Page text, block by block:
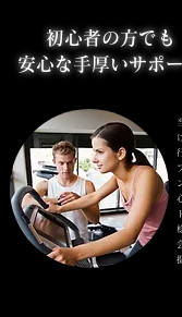
初心者の方でも
安心な手厚いサポ